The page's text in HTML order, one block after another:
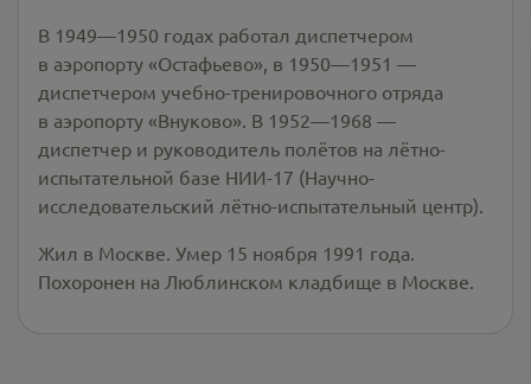
В 1949—1950 годах работал диспетчером
в аэропорту «Остафьево», в 1950—1951 —
диспетчером учебно-тренировочного отряда
в аэропорту «Внуково». В 1952—1968 —
диспетчер и руководитель полётов на лётно-
испытательной базе НИИ-17 (Научно-
исследовательский лётно-испытательный центр).
Жил в Москве. Умер 15 ноября 1991 года.
Похоронен на Люблинском кладбище в Москве.